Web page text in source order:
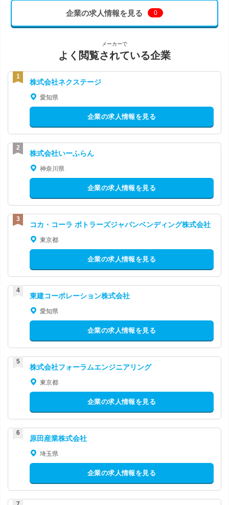
企業の求人情報を見る 0
メーカーで
よく閲覧されている企業
株式会社ネクステージ
愛知県
企業の求人情報を見る
株式会社いーふらん
神奈川県
企業の求人情報を見る
コカ・コーラ ボトラーズジャパンベンディング株式会社
東京都
企業の求人情報を見る
東建コーポレーション株式会社
愛知県
企業の求人情報を見る
株式会社フォーラムエンジニアリング
東京都
企業の求人情報を見る
原田産業株式会社
埼玉県
企業の求人情報を見る